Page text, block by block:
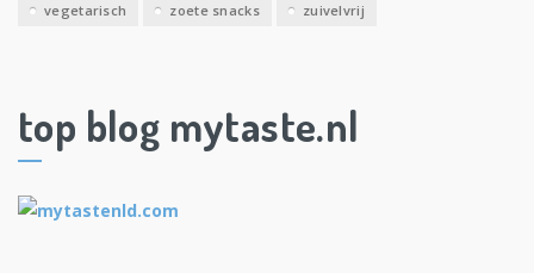
vegetarisch zoete snacks zuivelvrij
top blog mytaste.nl